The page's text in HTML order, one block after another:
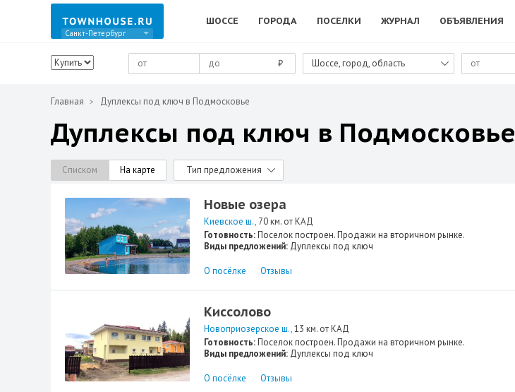
Санкт-Петербург
ШОССЕ ГОРОДА ПОСЕЛКИ ЖУРНАЛ ОБЪЯВЛЕНИЯ
₽ Шоссе, город, область
Главная Дуплексы под ключ в Подмосковье
Дуплексы под ключ в Подмосковье
Списком На карте Тип предложения
Новые озера
Киевское ш. 70 км. от КАД
Готовность:Поселок построен. Продажи на вторичном рынке.
Виды предложений: Дуплексы под ключ
О посёлке Отзывы
Киссолово
Новоприозерское ш. 13 км. от КАД
Готовность:Поселок построен. Продажи на вторичном рынке.
Виды предложений: Дуплексы под ключ
О посёлке Отзывы